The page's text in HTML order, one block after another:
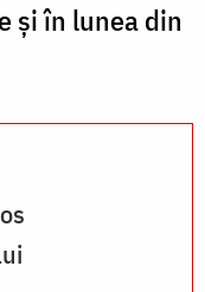
și în lunea din